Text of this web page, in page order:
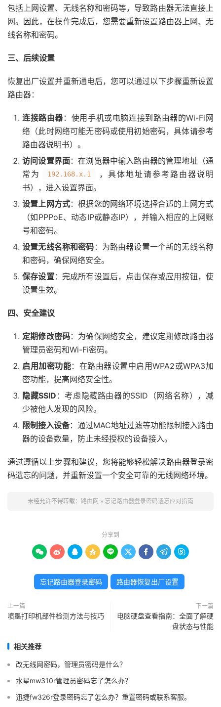
包括上网设置、无线名称和密码等，导致路由器无法直接上
网。因此，在操作完成后，您需要重新设置路由器上网、无
线名称和密码。
三、后续设置
恢复出厂设置并重新通电后，您可以通过以下步骤重新设置
路由器：
连接路由器：使用手机或电脑连接到路由器的Wi-Fi网
络（此时网络可能无密码或使用初始密码，具体请参考
路由器说明书）。
访问设置界面：在浏览器中输入路由器的管理地址（通
常为
192.168.x.1
，具体地址请参考路由器说明
书），进入设置界面。
设置上网方式：根据您的网络环境选择合适的上网方式
（如PPPoE、动态IP或静态IP），并输入相应的上网账
号和密码。
设置无线名称和密码 ：为路由器设置一个新的无线名称
和密码，确保网络安全。
保存设置：完成所有设置后，点击保存或应用按钮，使
设置生效。
四、安全建议
定期修改密码：为确保网络安全，建议定期修改路由器
管理员密码和Wi-Fi密码。
启用加密功能：在路由器设置中启用WPA2或WPA3加
密功能，提高网络安全性。
隐藏SSID ：考虑隐藏路由器的SSID（网络名称），减
少被他人发现的风险。
限制接入设备：通过MAC地址过滤等功能限制接入路由
器的设备数量，防止未经授权的设备接入。
通过遵循以上步骤和建议，您将能够轻松解决路由器登录密
码遗忘的问题，并重新设置一个安全可靠的无线网络环境。
未经允许不得转载： 路由网 » 忘记路由器登录密码遗忘应对指南
分享到
        
忘记路由器登录密码 路由器恢复出厂设置
上一篇
喷墨打印机部件检测方法与技巧
下一篇
电脑硬盘查看指南：全面了解硬
盘状态与性能
相关推荐
改无线网密码，管理员密码是什么？
水星mw310r管理员密码忘了怎么办？
迅捷fw326r登录密码忘了怎么办？重置密码或联系客服。